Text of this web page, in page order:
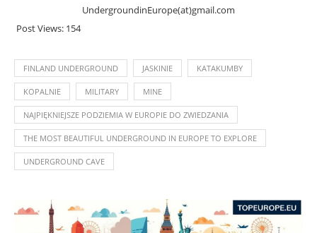
UndergroundinEurope(at)gmail.com
Post Views: 154
FINLAND UNDERGROUND JASKINIE KATAKUMBY
KOPALNIE MILITARY MINE
NAJPIĘKNIEJSZE PODZIEMIA W EUROPIE DO ZWIEDZANIA
THE MOST BEAUTIFUL UNDERGROUND IN EUROPE TO EXPLORE
UNDERGROUND CAVE